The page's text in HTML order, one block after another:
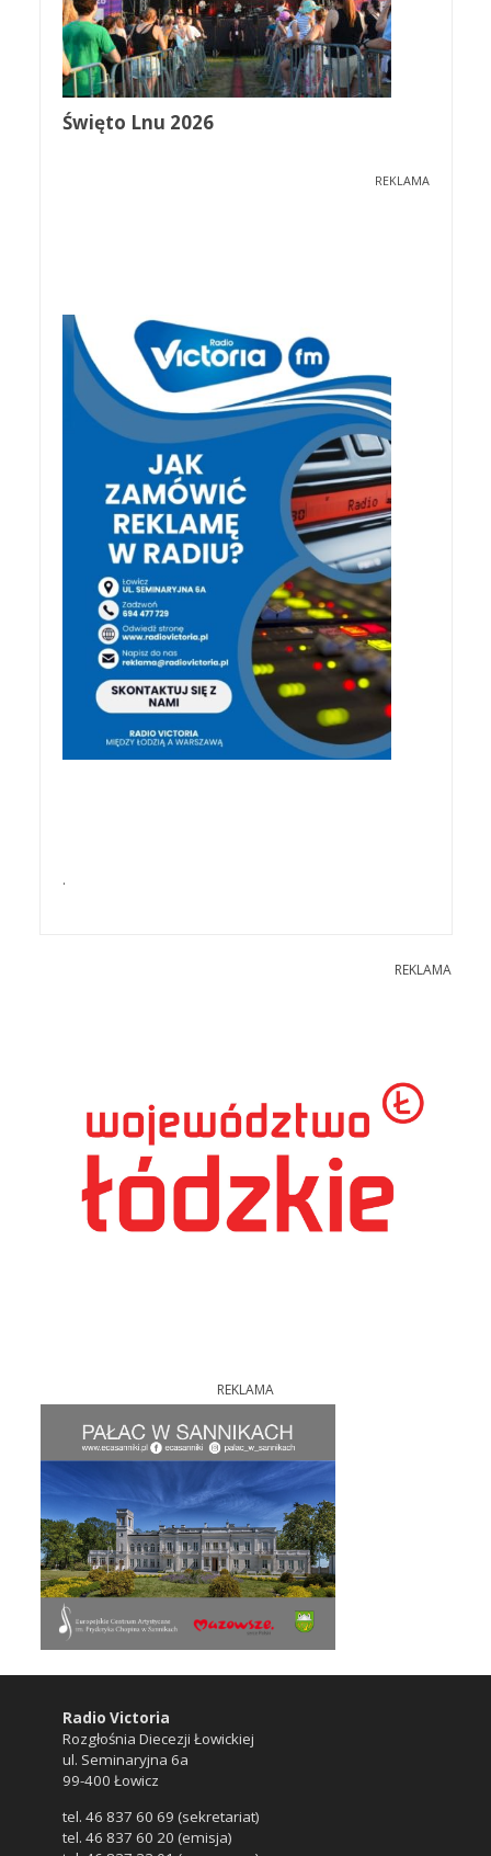
Święto Lnu 2026
REKLAMA
.
REKLAMA
REKLAMA
Radio Victoria
Rozgłośnia Diecezji Łowickiej
ul. Seminaryjna 6a
99-400 Łowicz
tel. 46 837 60 69 (sekretariat)
tel. 46 837 60 20 (emisja)